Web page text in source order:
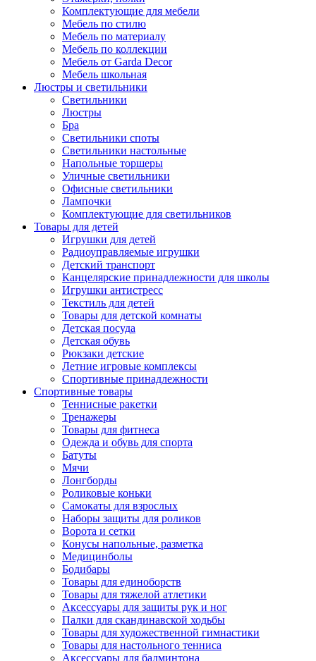
Комплектующие для мебели
Мебель по стилю
Мебель по материалу
Мебель по коллекции
Мебель от Garda Decor
Мебель школьная
Люстры и светильники
Светильники
Люстры
Бра
Светильники споты
Светильники настольные
Напольные торшеры
Уличные светильники
Офисные светильники
Лампочки
Комплектующие для светильников
Товары для детей
Игрушки для детей
Радиоуправляемые игрушки
Детский транспорт
Канцелярские принадлежности для школы
Игрушки антистресс
Текстиль для детей
Товары для детской комнаты
Детская посуда
Детская обувь
Рюкзаки детские
Летние игровые комплексы
Спортивные принадлежности
Спортивные товары
Теннисные ракетки
Тренажеры
Товары для фитнеса
Одежда и обувь для спорта
Батуты
Мячи
Лонгборды
Роликовые коньки
Самокаты для взрослых
Наборы защиты для роликов
Ворота и сетки
Конусы напольные, разметка
Медицинболы
Бодибары
Товары для единоборств
Товары для тяжелой атлетики
Аксессуары для защиты рук и ног
Палки для скандинавской ходьбы
Товары для художественной гимнастики
Товары для настольного тенниса
Аксессуары для бадминтона